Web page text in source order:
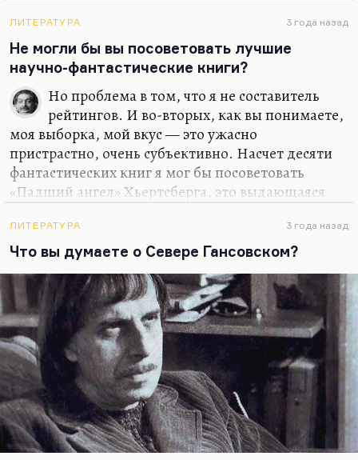
ЛИТЕРАТУРА 3 года назад
Не могли бы вы посоветовать лучшие
научно-фантастические книги?
Но проблема в том, что я не составитель
рейтингов. И во-вторых, как вы понимаете,
моя выборка, мой вкус — это ужасно
пристрастно, очень субъективно. Насчет десяти
фантастических книг я мог бы посоветовать
«Падший ангел» Хьертсберга, это выдающаяся
вроде лемовского «Расследования» или
«Насморка». «Насморка» — это такой лемовский
детектив, где нет разгадки, а есть методология.
И естественно, Тед Чан, замечательный автор, его
тоже называют таким современным Лемом. Но
мне кажется, что он скорее такой фантастический
Борхес, вернувшийся, реинкарнировавший, но
выучившийся массе не гуманитарных наук —
кибернетике, генетике, ещё чему-то такому…
ЛИТЕРАТУРА 3 года назад
Что вы думаете о Севере Гансовском?